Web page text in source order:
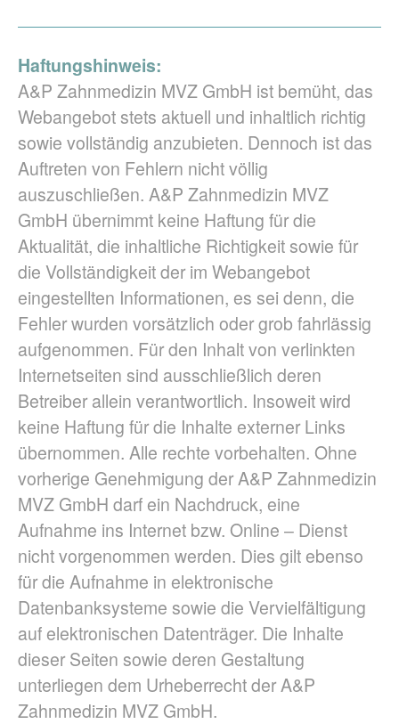
Haftungshinweis:
A&P Zahnmedizin MVZ GmbH ist bemüht, das
Webangebot stets aktuell und inhaltlich richtig
sowie vollständig anzubieten. Dennoch ist das
Auftreten von Fehlern nicht völlig
auszuschließen. A&P Zahnmedizin MVZ
GmbH übernimmt keine Haftung für die
Aktualität, die inhaltliche Richtigkeit sowie für
die Vollständigkeit der im Webangebot
eingestellten Informationen, es sei denn, die
Fehler wurden vorsätzlich oder grob fahrlässig
aufgenommen. Für den Inhalt von verlinkten
Internetseiten sind ausschließlich deren
Betreiber allein verantwortlich. Insoweit wird
keine Haftung für die Inhalte externer Links
übernommen. Alle rechte vorbehalten. Ohne
vorherige Genehmigung der A&P Zahnmedizin
MVZ GmbH darf ein Nachdruck, eine
Aufnahme ins Internet bzw. Online – Dienst
nicht vorgenommen werden. Dies gilt ebenso
für die Aufnahme in elektronische
Datenbanksysteme sowie die Vervielfältigung
auf elektronischen Datenträger. Die Inhalte
dieser Seiten sowie deren Gestaltung
unterliegen dem Urheberrecht der A&P
Zahnmedizin MVZ GmbH.